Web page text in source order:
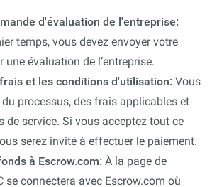
d'évaluation de l'entreprise:
temps, vous devez envoyer votre
une évaluation de l’entreprise.
et les conditions d'utilisation: Vous
processus, des frais applicables et
de service. Si vous acceptez tout ce
serez invité à effectuer le paiement.
à Escrow.com: À la page de
se connectera avec Escrow.com où